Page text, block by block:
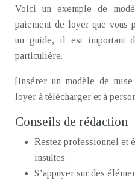
Voici un exemple de
paiement de loyer que vous
un guide, il est important
particulière.
[Insérer un modèle de
loyer à télécharger et à
Conseils de rédaction
Restez professionnel et
insultes.
S’appuyer sur des